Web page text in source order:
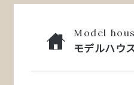
Model
モデルハウ